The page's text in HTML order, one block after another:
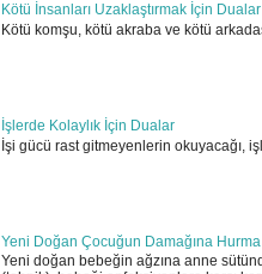
Kötü İnsanları Uzaklaştırmak İçin Dualar
Kötü komşu, kötü akraba ve kötü
İşlerde Kolaylık İçin Dualar
İşi gücü rast gitmeyenlerin okuyacağı,
Yeni Doğan Çocuğun Damağına
Yeni doğan bebeğin ağzına anne